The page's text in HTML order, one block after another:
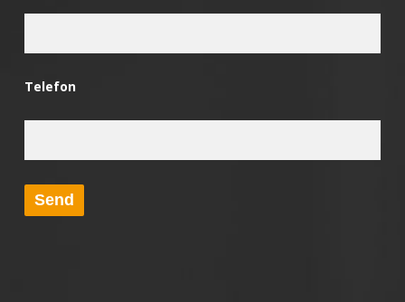
Telefon